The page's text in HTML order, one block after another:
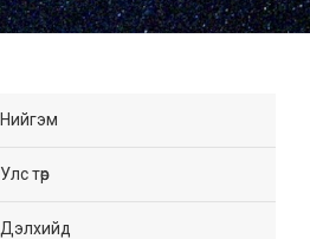
Нийгэм
Улс төр
Дэлхийд